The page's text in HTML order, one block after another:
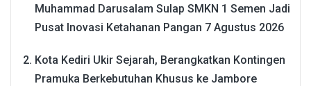
Muhammad Darusalam Sulap SMKN 1 Semen Jadi
Pusat Inovasi Ketahanan Pangan 7 Agustus 2026
Kota Kediri Ukir Sejarah, Berangkatkan Kontingen
Pramuka Berkebutuhan Khusus ke Jambore